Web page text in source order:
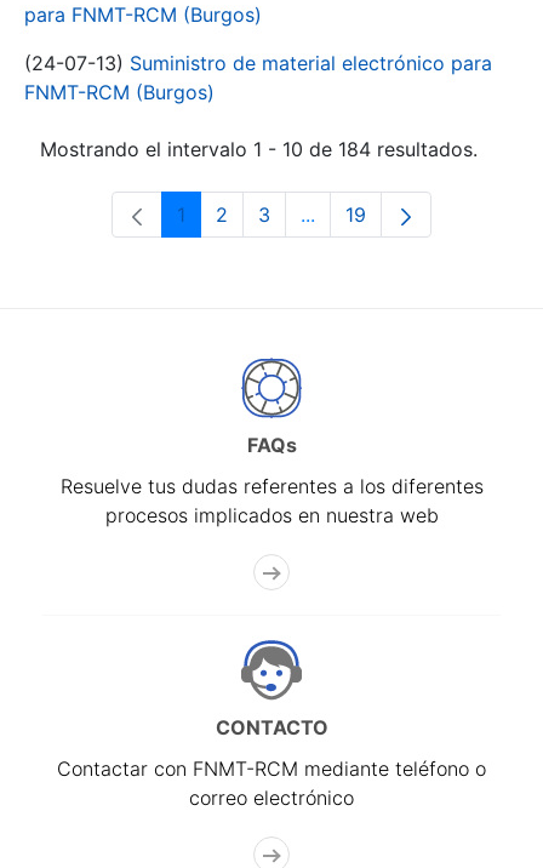
para FNMT-RCM (Burgos)
(24-07-13) Suministro de material electrónico para
FNMT-RCM (Burgos)
Mostrando el intervalo 1 - 10 de 184 resultados.
Página
1 Página
2 Página
3 ...Páginas intermedias Use
Página
19
FAQs
Resuelve tus dudas referentes a los diferentes
procesos implicados en nuestra web
CONTACTO
Contactar con FNMT-RCM mediante teléfono o
correo electrónico